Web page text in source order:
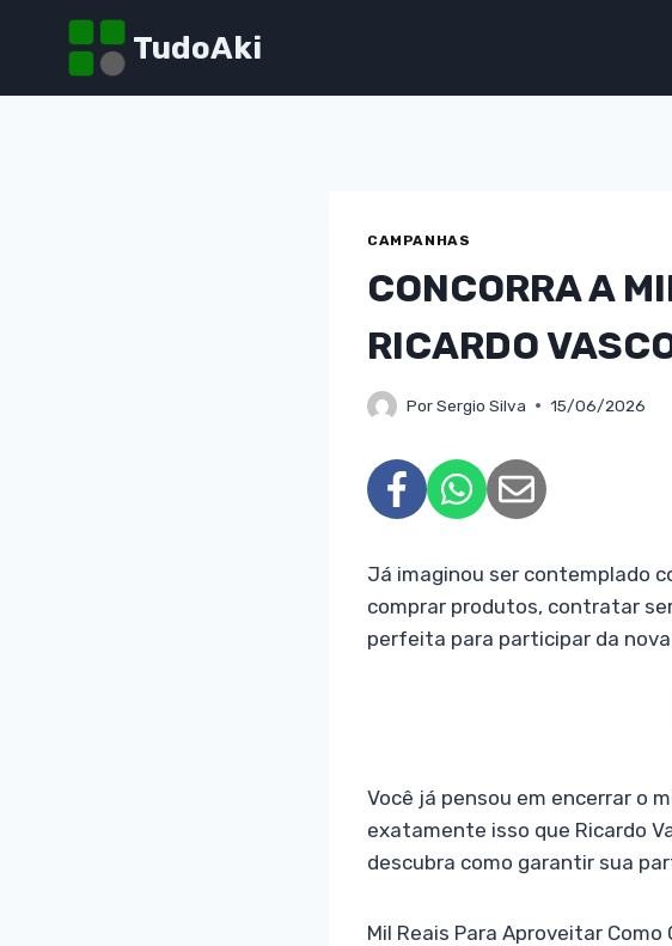
TudoAki
CAMPANHAS
CONCORRA A
RICARDO
PorSergio Silva 15/06/2026
Já imaginou ser contemplado
comprar produtos, contratar
perfeita para participar da
Você já pensou em encerrar o
exatamente isso que Ricardo
descubra como garantir sua
Mil Reais Para Aproveitar Como